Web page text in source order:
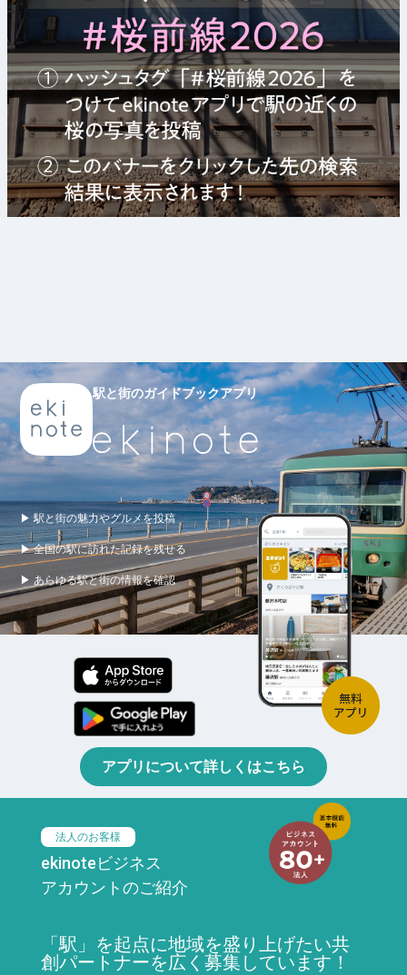
駅と街のガイドブックアプリ
▶ 駅と街の魅力やグルメを投稿
▶ 全国の駅に訪れた記録を残せる
▶ あらゆる駅と街の情報を確認
アプリについて詳しくはこちら
法人のお客様
ekinoteビジネス
アカウントのご紹介
「駅」を起点に地域を盛り上げたい共
創パートナーを広く募集しています！